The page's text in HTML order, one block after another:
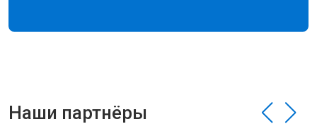
Наши партнёры